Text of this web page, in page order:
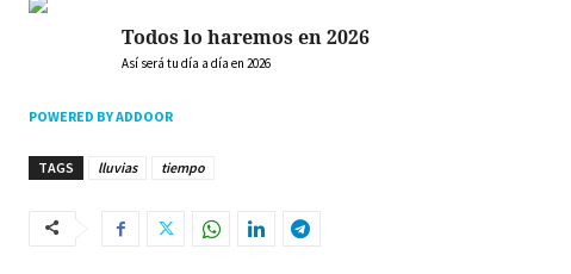
Todos lo haremos en 2026
Así será tu día a día en 2026
POWERED BY ADDOOR
TAGS lluvias tiempo